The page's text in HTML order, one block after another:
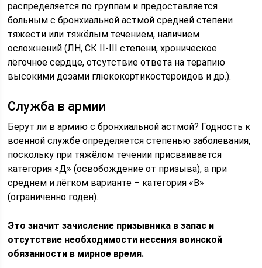
распределяется по группам и предоставляется
больным с бронхиальной астмой средней степени
тяжести или тяжёлым течением, наличием
осложнений (ЛН, СК II-III степени, хроническое
лёгочное сердце, отсутствие ответа на терапию
высокими дозами глюкокортикостероидов и др.).
Служба в армии
Берут ли в армию с бронхиальной астмой? Годность к
военной службе определяется степенью заболевания,
поскольку при тяжёлом течении присваивается
категория «Д» (освобождение от призыва), а при
среднем и лёгком варианте – категория «В»
(ограниченно годен).
Это значит зачисление призывника в запас и
отсутствие необходимости несения воинской
обязанности в мирное время.